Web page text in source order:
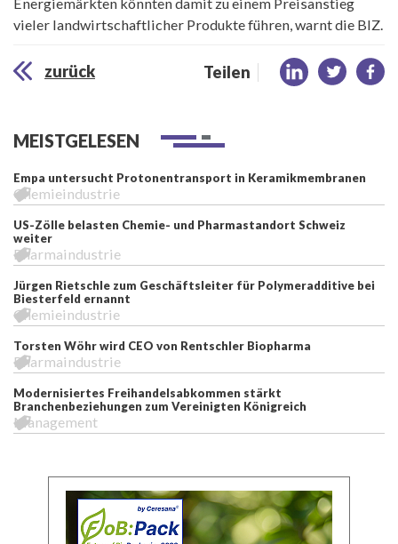
vieler landwirtschaftlicher Produkte führen, warnt die BIZ.
zurück Teilen
MEISTGELESEN
Empa untersucht Protonentransport in Keramikmembranen
Chemieindustrie
US-Zölle belasten Chemie- und Pharmastandort Schweiz
weiter
Pharmaindustrie
Jürgen Rietschle zum Geschäftsleiter für Polymeradditive bei
Biesterfeld ernannt
Chemieindustrie
Torsten Wöhr wird CEO von Rentschler Biopharma
Pharmaindustrie
Modernisiertes Freihandelsabkommen stärkt
Branchenbeziehungen zum Vereinigten Königreich
Management